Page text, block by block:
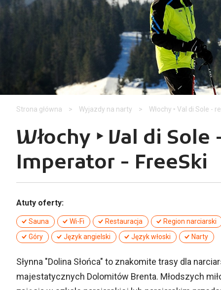
Strona główna > Wyjazdy na narty > Włochy ‣ Val di Sole -
Włochy ‣ Val di
Imperator - FreeSki
Atuty oferty:
Sauna Wi-Fi Restauracja
Region narciarski
Góry
Język angielski Język włoski Narty
Słynna "Dolina Słońca" to znakomite trasy dla
majestatycznych Dolomitów Brenta. Młodszych